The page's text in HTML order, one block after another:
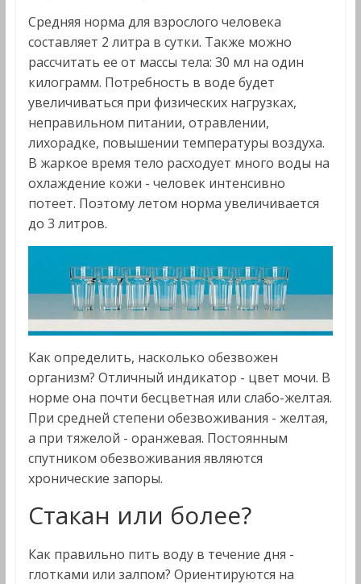
Средняя норма для взрослого человека
составляет 2 литра в сутки. Также можно
рассчитать ее от массы тела: 30 мл на один
килограмм. Потребность в воде будет
увеличиваться при физических нагрузках,
неправильном питании, отравлении,
лихорадке, повышении температуры воздуха.
В жаркое время тело расходует много воды на
охлаждение кожи - человек интенсивно
потеет. Поэтому летом норма увеличивается
до 3 литров.
Как определить, насколько обезвожен
организм? Отличный индикатор - цвет мочи. В
норме она почти бесцветная или слабо-желтая.
При средней степени обезвоживания - желтая,
а при тяжелой - оранжевая. Постоянным
спутником обезвоживания являются
хронические запоры.
Стакан или более?
Как правильно пить воду в течение дня -
глотками или залпом? Ориентируются на